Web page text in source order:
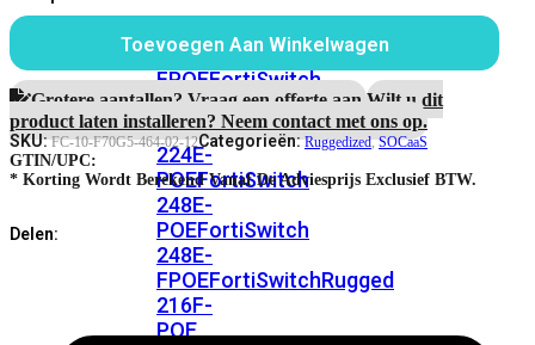
224D-
FPOEFortiSwitch
248DFortiSwitch
224EFortiswitch
224E-
POEFortiSwitch
248E-
POEFortiSwitch
248E-
FPOEFortiSwitchRugged
216F-
POE
DUAL
1
jaar
SOCaaS
Service
aantal
Toevoegen Aan Winkelwagen
Grotere aantallen? Vraag een offerte aan.Wilt u dit
product laten installeren? Neem contact met ons op.
SKU:FC-10-F70G5-464-02-12Categorieën:Ruggedized,SOCaaS
GTIN/UPC:
* Korting Wordt Berekend Vanaf De Adviesprijs Exclusief BTW.
Delen: